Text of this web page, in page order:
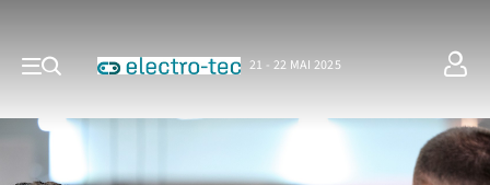
21 - 22 MAI 2025